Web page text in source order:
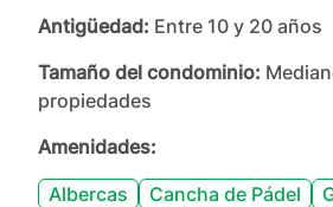
Antigüedad: Entre 10 y 20 años
Tamaño del condominio:
propiedades
Amenidades:
Albercas
Cancha de Pádel